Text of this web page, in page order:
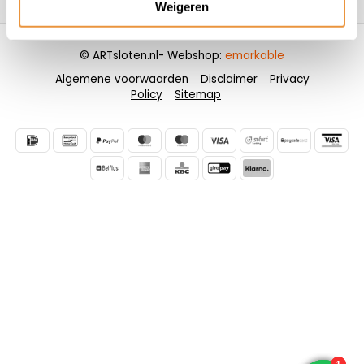
Weigeren
Algemene voorwaarden Disclaimer
Privacy
Policy
Sitemap
© ARTsloten.nl- Webshop: emarkable